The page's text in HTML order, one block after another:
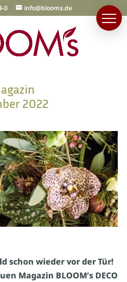
0 info@blooms.de
2022
schon wieder vor der Tür!
Magazin BLOOM’s DECO